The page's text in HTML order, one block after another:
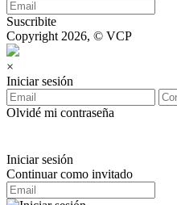
Suscribite
Copyright 2026, © VCP
×
Iniciar sesión
Olvidé mi contraseña
Iniciar sesión
Continuar como invitado